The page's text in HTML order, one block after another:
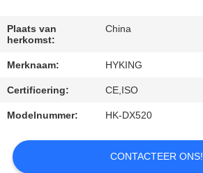
CONTACTEER
NIEUWS
GEVALLEN
Plaats van
herkomst:
China
Merknaam: HYKING
Certificering: CE,ISO
Modelnummer: HK-DX520
CONTACTEER ONS!